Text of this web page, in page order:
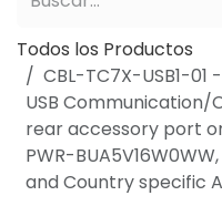
Todos los Productos
CBL-TC7X-USB1-01
USB
rear accessory port
PWR-
and Country specific